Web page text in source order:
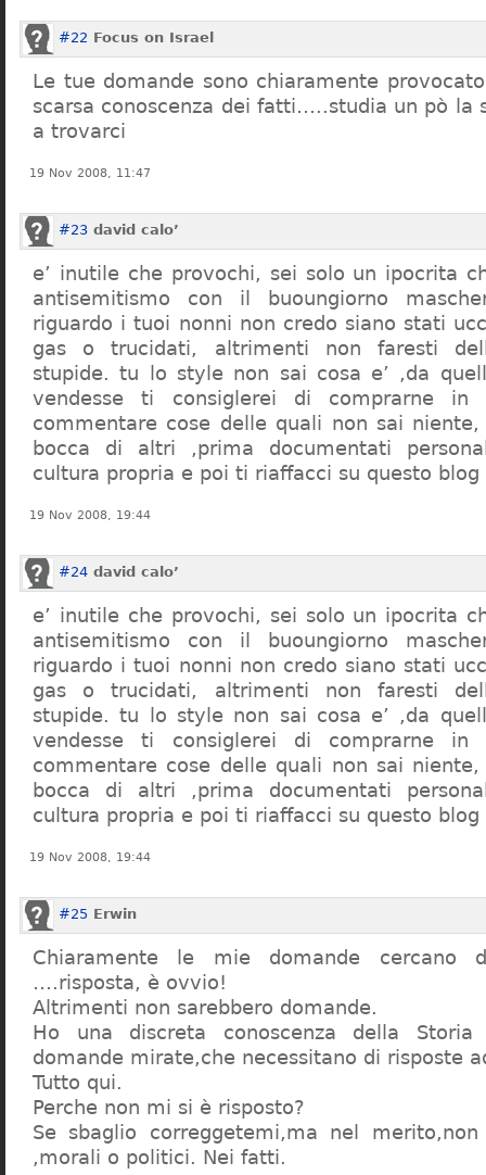
#22 Focus on Israel
Le tue domande sono chiaramente
scarsa conoscenza dei fatti…..studia un pò la
a trovarci
19 Nov 2008, 11:47
#23 david calo’
e’ inutile che provochi, sei solo un ipocrita
antisemitismo con il buoungiorno
riguardo i tuoi nonni non credo siano stati
gas o trucidati, altrimenti non faresti
stupide. tu lo style non sai cosa e’ ,da
vendesse ti consiglerei di comprarne in
commentare cose delle quali non sai
bocca di altri ,prima documentati
cultura propria e poi ti riaffacci su questo blog
19 Nov 2008, 19:44
#24 david calo’
e’ inutile che provochi, sei solo un ipocrita
antisemitismo con il buoungiorno
riguardo i tuoi nonni non credo siano stati
gas o trucidati, altrimenti non faresti
stupide. tu lo style non sai cosa e’ ,da
vendesse ti consiglerei di comprarne in
commentare cose delle quali non sai
bocca di altri ,prima documentati
cultura propria e poi ti riaffacci su questo blog
19 Nov 2008, 19:44
#25 Erwin
Chiaramente le mie domande cercano
….risposta, è ovvio!
Altrimenti non sarebbero domande.
Ho una discreta conoscenza della
domande mirate,che necessitano di risposte
Tutto qui.
Perche non mi si è risposto?
Se sbaglio correggetemi,ma nel
,morali o politici. Nei fatti.